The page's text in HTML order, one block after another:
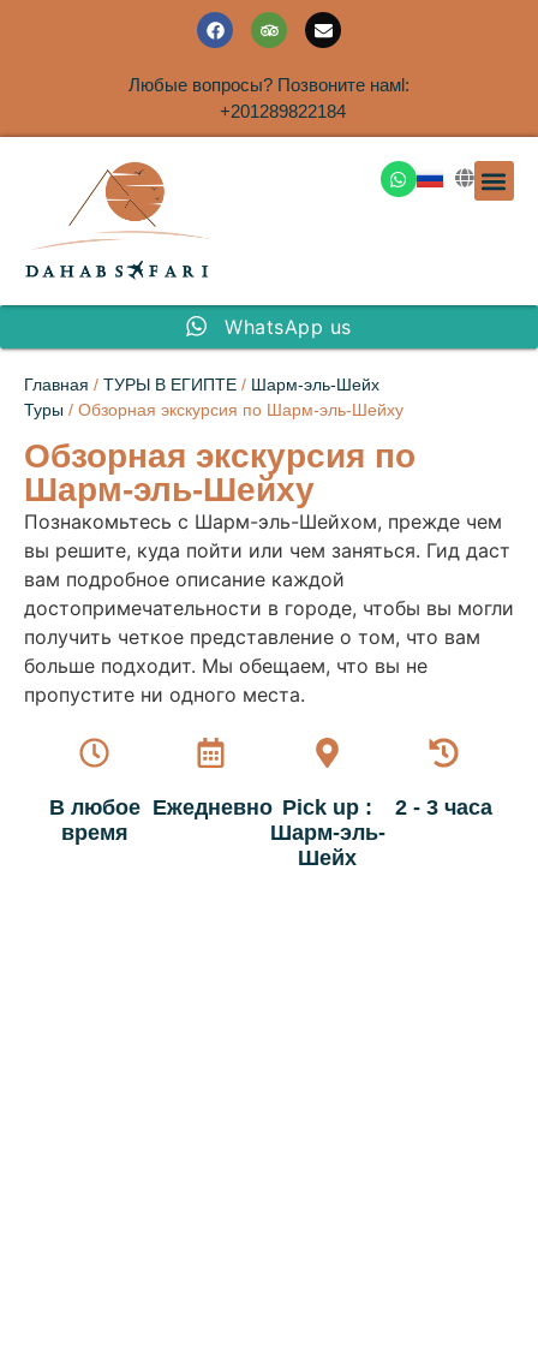
Любые вопросы? Позвоните намl:
+201289822184
WhatsApp us
Главная / ТУРЫ В ЕГИПТЕ / Шарм-эль-Шейх
Туры / Обзорная экскурсия по Шарм-эль-Шейху
Обзорная экскурсия по
Шарм-эль-Шейху
Познакомьтесь с Шарм-эль-Шейхом, прежде чем
вы решите, куда пойти или чем заняться. Гид даст
вам подробное описание каждой
достопримечательности в городе, чтобы вы могли
получить четкое представление о том, что вам
больше подходит. Мы обещаем, что вы не
пропустите ни одного места.
В любое
время
Ежедневно Pick up :
Шарм-эль-
Шейх
2 - 3 часа